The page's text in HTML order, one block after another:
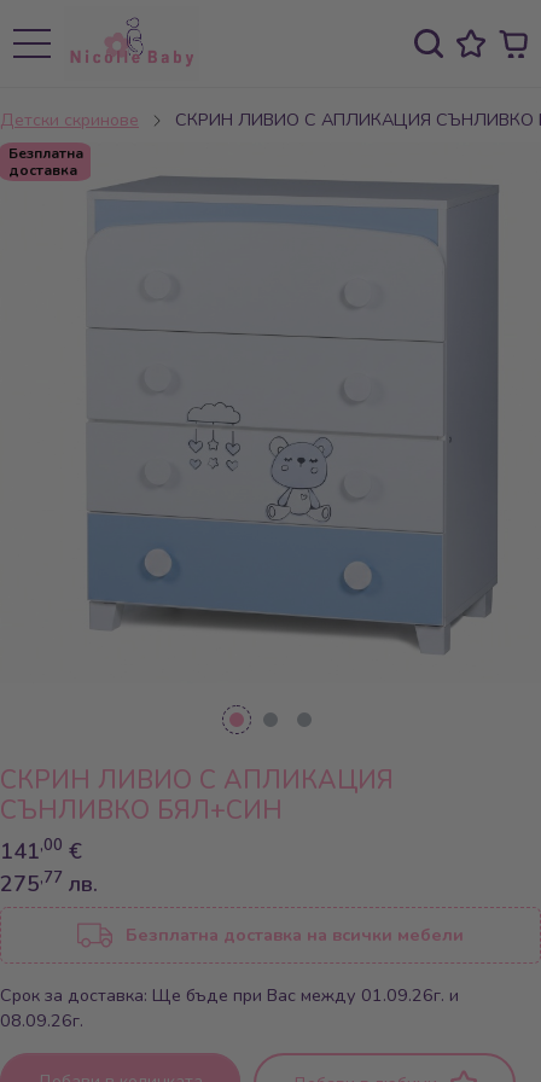
Детски скринове СКРИН ЛИВИО С АПЛИКАЦИЯ СЪНЛИВКО
Безплатна
доставка
СКРИН ЛИВИО С АПЛИКАЦИЯ
СЪНЛИВКО БЯЛ+СИН
141,00 €
275,77 лв.
Безплатна доставка на всички мебели
Срок за доставка: Ще бъде при Вас между 01.09.26г. и
08.09.26г.